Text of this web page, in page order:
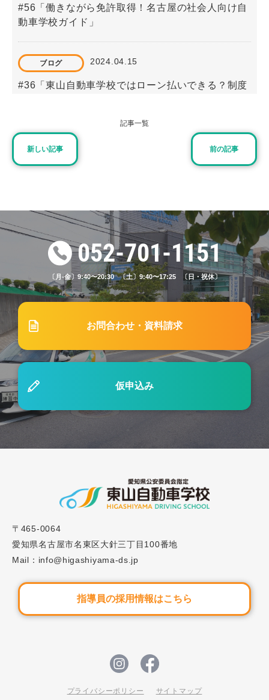
#56「働きながら免許取得！名古屋の社会人向け自
動車学校ガイド」
ブログ 2024.04.15
#36「東山自動車学校ではローン払いできる？制度
#71 家族で向き合う「高齢ドライバーの免許更新」
ブログ 2025.12.16
#69【女性・社会人必見】後悔しない自動車学校の
選び方｜不安解消チェックリスト7選
ブログ 2026.05.24
#80 東山自動車学校の仮免許取得年齢対応とは？
入校タイミングや取得ポイントを解説
#41「自動車学校のキャンセル料金はどのくらいか
かる？料金相場や発生してしまった時の対応方法を
解説」
#8「自動車学校の学科教習のベストな受け方は？
よくある失敗と合わせてご紹介！」
ブログ 2025.06.01
#62 失敗しない！自動車学校の企業向け講習（社員
研修）の選び方と活用ポイント
新しい記事
記事一覧
前の記事
052-701-1151
〔月-金〕9:40〜20:30 〔土〕9:40〜17:25 〔日・祝休〕
お問合わせ・資料請求
仮申込み
〒465-0064
愛知県名古屋市名東区大針三丁目100番地
Mail：info@higashiyama-ds.jp
指導員の採用情報はこちら
プライバシーポリシー サイトマップ